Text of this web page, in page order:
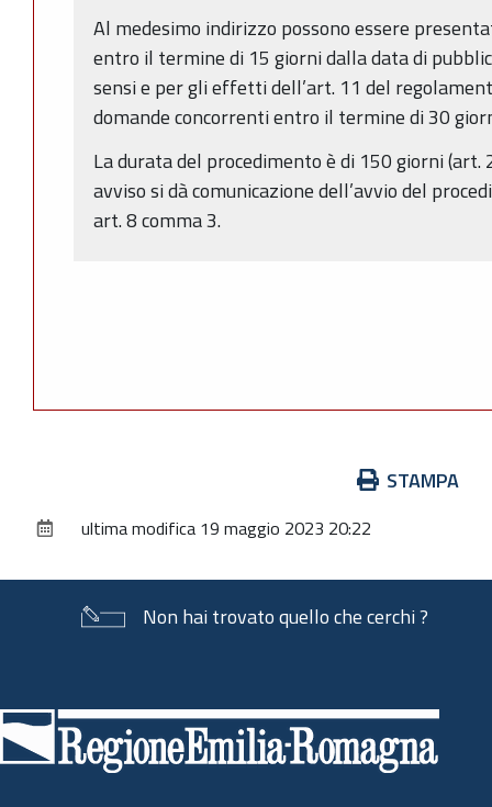
Al medesimo indirizzo possono essere
entro il termine di 15 giorni dalla data di
sensi e per gli effetti dell’art. 11 del
domande concorrenti entro il termine di 30
La durata del procedimento è di 150 giorni (art.
avviso si dà comunicazione dell’avvio del
art. 8 comma 3.
documento
STAMPA
ultima modifica 19 maggio 2023 20:22
Non hai trovato quello che cerchi ?
di
pagina